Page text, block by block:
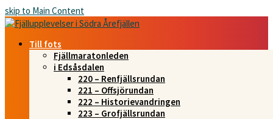
skip to Main Content
Till fots
Fjällmaratonleden
i Edsåsdalen
220 – Renfjällsrundan
221 – Offsjörundan
222 – Historievandringen
223 – Grofjällsrundan